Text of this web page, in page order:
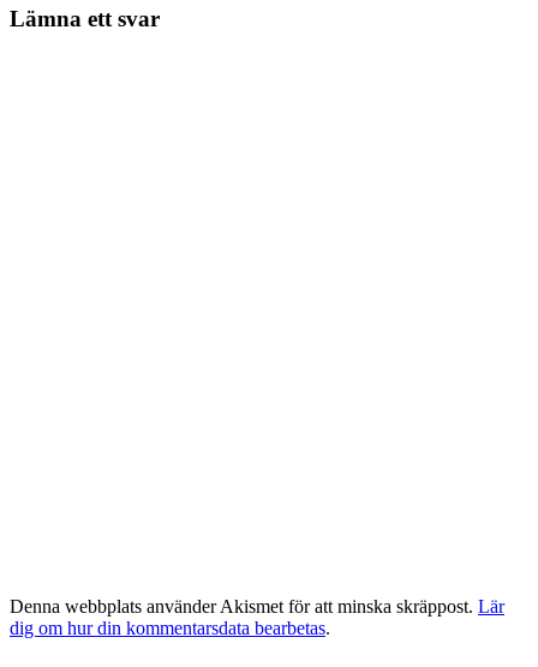
Lämna ett svar
Denna webbplats använder Akismet för att minska skräppost. Lär
dig om hur din kommentarsdata bearbetas.